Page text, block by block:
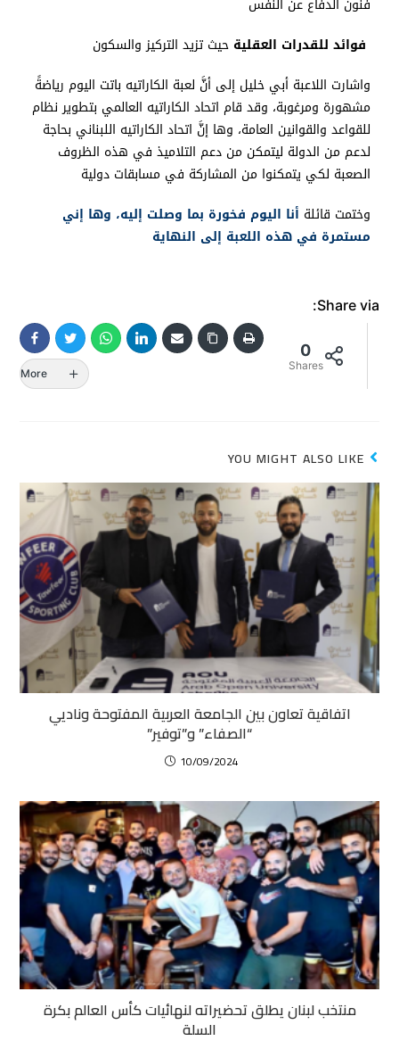
فنون الدفاع عن النفس
فوائد للقدرات العقلية حيث تزيد التركيز والسكون
واشارت اللاعبة أبي خليل إلى أنَّ لعبة الكاراتيه باتت اليوم رياضةً
مشهورة ومرغوبة، وقد قام اتحاد الكاراتيه العالمي بتطوير نظام
للقواعد والقوانين العامة، وها إنَّ اتحاد الكاراتيه اللبناني بحاجة
لدعم من الدولة ليتمكن من دعم التلاميذ في هذه الظروف
الصعبة لكي يتمكنوا من المشاركة في مسابقات دولية
وختمت قائلة أنا اليوم فخورة بما وصلت إليه، وها إني
مستمرة في هذه اللعبة إلى النهاية
Share via:
0
Shares
More
YOU MIGHT ALSO LIKE
اتفاقية تعاون بين الجامعة العربية المفتوحة وناديي
“الصفاء” و”توفير”
10/09/2024
منتخب لبنان يطلق تحضيراته لنهائيات كأس العالم بكرة
السلة